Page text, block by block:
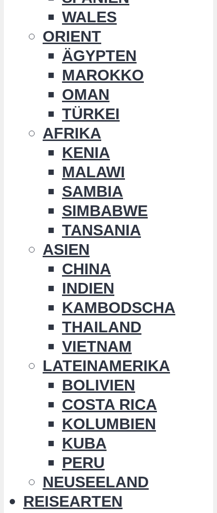
WALES
ORIENT
ÄGYPTEN
MAROKKO
OMAN
TÜRKEI
AFRIKA
KENIA
MALAWI
SAMBIA
SIMBABWE
TANSANIA
ASIEN
CHINA
INDIEN
KAMBODSCHA
THAILAND
VIETNAM
LATEINAMERIKA
BOLIVIEN
COSTA RICA
KOLUMBIEN
KUBA
PERU
NEUSEELAND
REISEARTEN